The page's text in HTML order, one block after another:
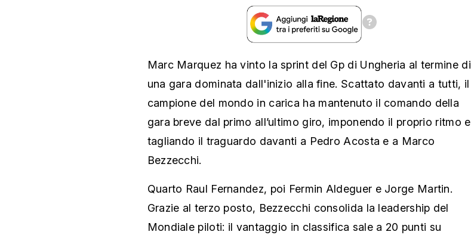
Marc Marquez ha vinto la sprint del Gp di Ungheria al termine di
una gara dominata dall'inizio alla fine. Scattato davanti a tutti, il
campione del mondo in carica ha mantenuto il comando della
gara breve dal primo all’ultimo giro, imponendo il proprio ritmo e
tagliando il traguardo davanti a Pedro Acosta e a Marco
Bezzecchi.
Quarto Raul Fernandez, poi Fermin Aldeguer e Jorge Martin.
Grazie al terzo posto, Bezzecchi consolida la leadership del
Mondiale piloti: il vantaggio in classifica sale a 20 punti su